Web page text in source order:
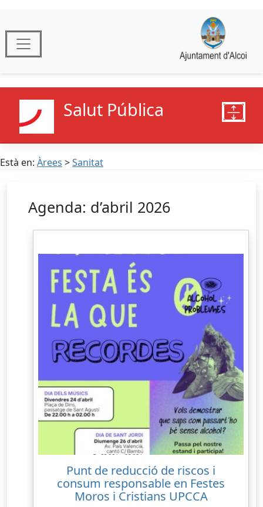
Salut Pública
Està en: Àrees >Sanitat
Agenda: d’abril 2026
Punt de reducció de riscos i
consum responsable en Festes
Moros i Cristians UPCCA